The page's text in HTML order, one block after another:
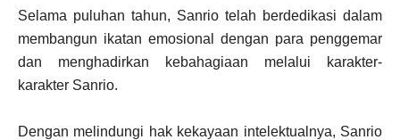
Selama puluhan tahun, Sanrio telah berdedikasi dalam
membangun ikatan emosional dengan para penggemar
dan menghadirkan kebahagiaan melalui karakter-
karakter Sanrio.
Dengan melindungi hak kekayaan intelektualnya, Sanrio